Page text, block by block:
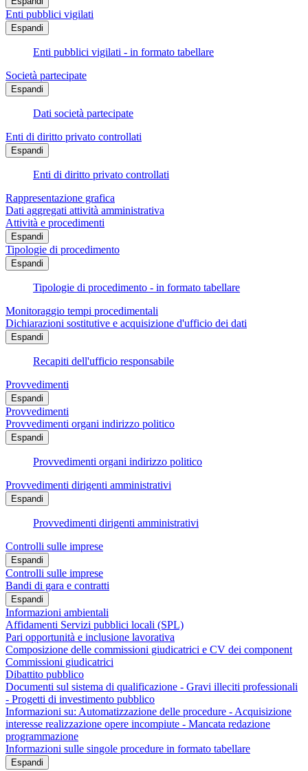
Enti pubblici vigilati
Espandi
Enti pubblici vigilati - in formato tabellare
Società partecipate
Espandi
Dati società partecipate
Enti di diritto privato controllati
Espandi
Enti di diritto privato controllati
Rappresentazione grafica
Dati aggregati attività amministrativa
Attività e procedimenti
Espandi
Tipologie di procedimento
Espandi
Tipologie di procedimento - in formato tabellare
Monitoraggio tempi procedimentali
Dichiarazioni sostitutive e acquisizione d'ufficio dei dati
Espandi
Recapiti dell'ufficio responsabile
Provvedimenti
Espandi
Provvedimenti
Provvedimenti organi indirizzo politico
Espandi
Provvedimenti organi indirizzo politico
Provvedimenti dirigenti amministrativi
Espandi
Provvedimenti dirigenti amministrativi
Controlli sulle imprese
Espandi
Controlli sulle imprese
Bandi di gara e contratti
Espandi
Informazioni ambientali
Affidamenti Servizi pubblici locali (SPL)
Pari opportunità e inclusione lavorativa
Composizione delle commissioni giudicatrici e CV dei component
Commissioni giudicatrici
Dibattito pubblico
Documenti sul sistema di qualificazione - Gravi illeciti professionali
- Progetti di investimento pubblico
Informazioni su: Automatizzazione delle procedure - Acquisizione
interesse realizzazione opere incompiute - Mancata redazione
programmazione
Informazioni sulle singole procedure in formato tabellare
Espandi